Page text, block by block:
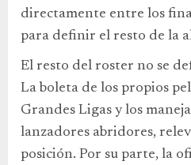
directamente entre los
para definir el resto de la
El resto del roster no se
La boleta de los propios
Grandes Ligas y los
lanzadores abridores,
posición. Por su parte, la